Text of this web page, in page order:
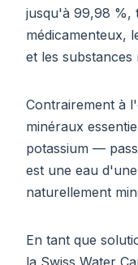
jusqu'à 99,98 %,
médicamenteux,
et les substances
Contrairement à
minéraux
potassium —
est une eau
naturellement
En tant que
la Swiss Water